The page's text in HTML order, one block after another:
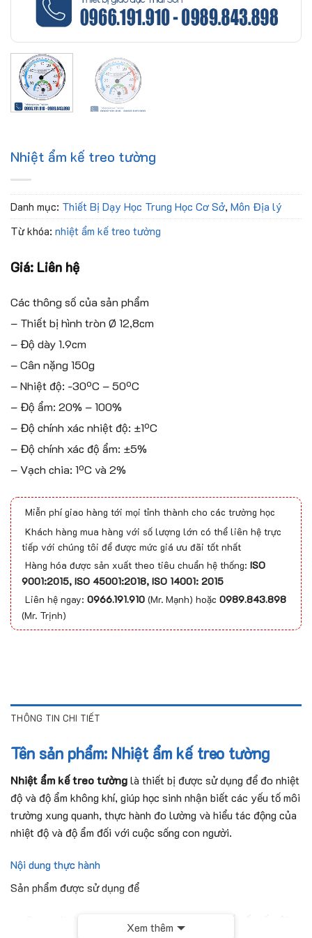
Nhiệt ẩm kế treo tường
Danh mục: Thiết Bị Dạy Học Trung Học Cơ Sở, Môn Địa lý
Từ khóa: nhiệt ẩm kế treo tường
Giá: Liên hệ
Các thông số của sản phẩm
– Thiết bị hình tròn Ø 12,8cm
– Độ dày 1.9cm
– Cân nặng 150g
– Nhiệt độ: -30ºC – 50ºC
– Độ ẩm: 20% – 100%
– Độ chính xác nhiệt độ: ±1ºC
– Độ chính xác độ ẩm: ±5%
– Vạch chia: 1ºC và 2%
Miễn phí giao hàng tới mọi tỉnh thành cho các trường học
Khách hàng mua hàng với số lượng lớn có thể liên hệ trực
tiếp với chúng tôi để được mức giá ưu đãi tốt nhất
Hàng hóa được sản xuất theo tiêu chuẩn hệ thống: ISO
9001:2015, ISO 45001:2018, ISO 14001: 2015
Liên hệ ngay: 0966.191.910 (Mr. Mạnh) hoặc 0989.843.898
(Mr. Trịnh)
THÔNG TIN CHI TIẾT
Tên sản phẩm: Nhiệt ẩm kế treo tường
Nhiệt ẩm kế treo tườnglà thiết bị được sử dụng để đo nhiệt
độ và độ ẩm không khí, giúp học sinh nhận biết các yếu tố môi
trường xung quanh, thực hành đo lường và hiểu tác động của
nhiệt độ và độ ẩm đối với cuộc sống con người.
Nội dung thực hành
Sản phẩm được sử dụng để
Quan sát, theo dõi, từ đó đưa ra phân tích về yếu tố môi
Xem thêm